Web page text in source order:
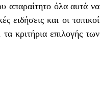
απαραίτητο όλα αυτά να
ειδήσεις και οι τοπικοί
κριτήρια επιλογής των